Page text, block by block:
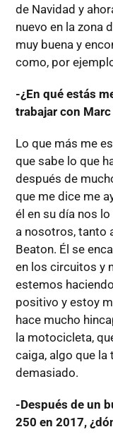
de Navidad y
nuevo en la zona
muy buena y
como, por
-¿En qué estás
trabajar con Marc
Lo que más me
que sabe lo que
después de
que me dice me
él en su día nos
a nosotros, tanto
Beaton. Él se
en los circuitos y
estemos
positivo y estoy
hace mucho
la motocicleta,
caiga, algo que
demasiado.
-Después de un
250 en 2017,